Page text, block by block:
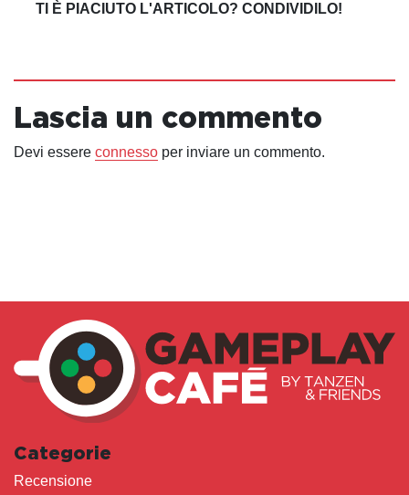
TI È PIACIUTO L'ARTICOLO? CONDIVIDILO!
Lascia un commento
Devi essere connesso per inviare un commento.
Categorie
Recensione